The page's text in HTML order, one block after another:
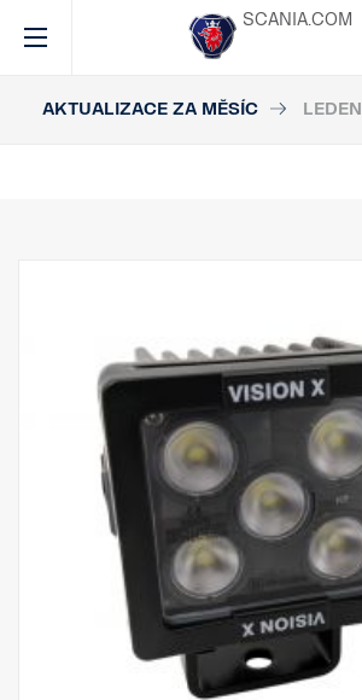
SCANIA.COM
AKTUALIZACE ZA MĚSÍC LEDEN